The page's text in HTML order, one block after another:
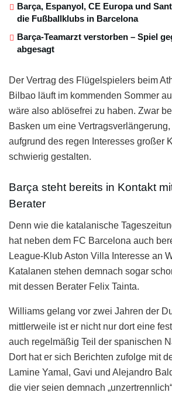
Barça, Espanyol, CE Europa und
die Fußballklubs in Barcelona
Barça-Teamarzt verstorben – Spiel
abgesagt
Der Vertrag des Flügelspielers beim
Bilbao läuft im kommenden Sommer
wäre also ablösefrei zu haben. Zwar
Basken um eine
aufgrund des regen Interesses großer
schwierig gestalten.
Barça steht bereits in Kontakt
Berater
Denn wie die katalanische
hat neben dem FC Barcelona auch
League-Klub Aston Villa Interesse an
Katalanen stehen demnach sogar
mit dessen Berater Felix Tainta.
Williams gelang vor zwei Jahren der
mittlerweile ist er nicht nur dort eine
auch regelmäßig Teil der spanischen
Dort hat er sich Berichten zufolge mit
Lamine Yamal, Gavi und Alejandro
die vier seien demnach